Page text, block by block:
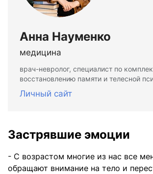
Анна Науменко
медицина
врач-невролог, специалист по
восстановлению памяти и телесной
Личный сайт
Застрявшие эмоции
- С возрастом многие из нас все
обращают внимание на тело и